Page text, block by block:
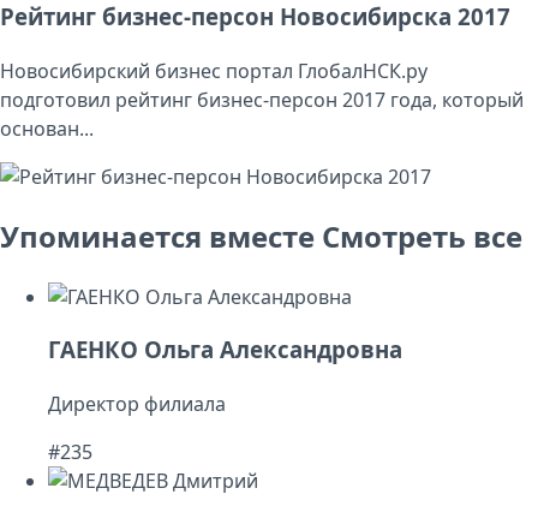
Рейтинг бизнес-персон Новосибирска 2017
Новосибирский бизнес портал ГлобалНСК.ру
подготовил рейтинг бизнес-персон 2017 года, который
основан...
Упоминается вместе Смотреть все
ГАЕНКО Ольга Александровна
Директор филиала
#235